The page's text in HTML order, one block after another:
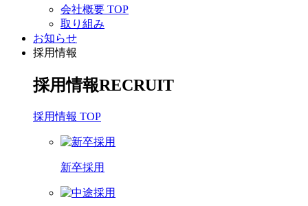
会社概要 TOP
取り組み
お知らせ
採用情報
採用情報RECRUIT
採用情報 TOP
新卒採用